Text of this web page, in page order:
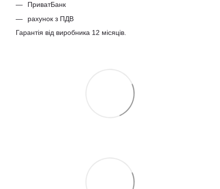
ПриватБанк
рахунок з ПДВ
Гарантія від виробника 12 місяців.